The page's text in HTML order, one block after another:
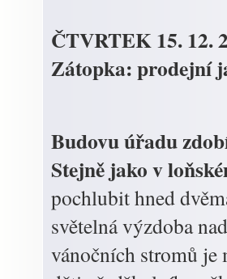
ČTVRTEK 15. 12.
Zátopka: prodejní
Budovu úřadu
Stejně jako v
pochlubit hned
světelná výzdoba
vánočních stromů je